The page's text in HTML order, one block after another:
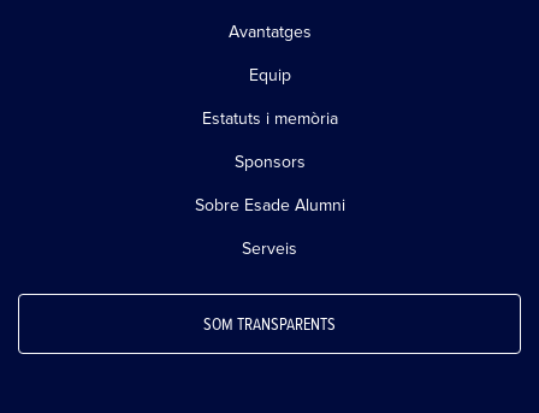
Avantatges
Equip
Estatuts i memòria
Sponsors
Sobre Esade Alumni
Serveis
SOM TRANSPARENTS